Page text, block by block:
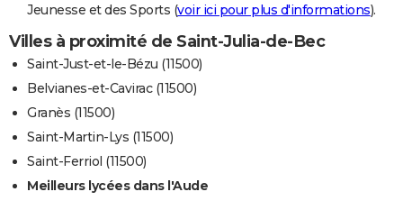
Jeunesse et des Sports (voir ici pour plus d'informations).
Villes à proximité de Saint-Julia-de-Bec
Saint-Just-et-le-Bézu (11500)
Belvianes-et-Cavirac (11500)
Granès (11500)
Saint-Martin-Lys (11500)
Saint-Ferriol (11500)
Meilleurs lycées dans l'Aude